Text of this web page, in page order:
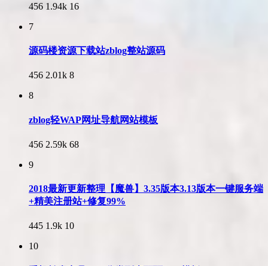
456 1.94k 16
7
源码楼资源下载站zblog整站源码
456 2.01k 8
8
zblog轻WAP网址导航网站模板
456 2.59k 68
9
2018最新更新整理【魔兽】3.35版本3.13版本一键服务端
+精美注册站+修复99%
445 1.9k 10
10